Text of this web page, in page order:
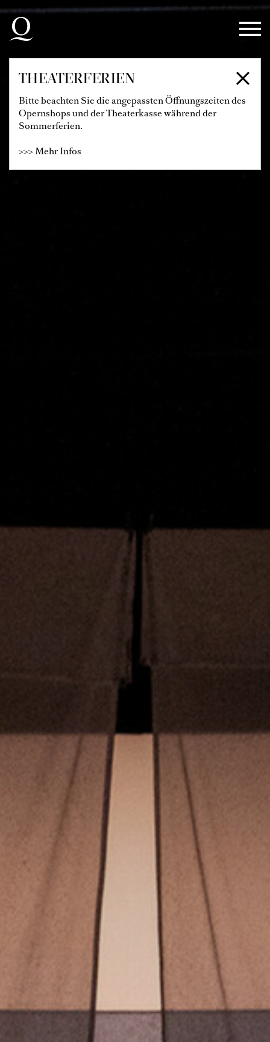
Zur Hauptnavigation springen
Zum Hauptinhalt springen
Zum Footer springen
THEATERFERIEN
Bitte beachten Sie die angepassten Öffnungszeiten des
Opernshops und der Theaterkasse während der
Sommerferien.
>>> Mehr Infos